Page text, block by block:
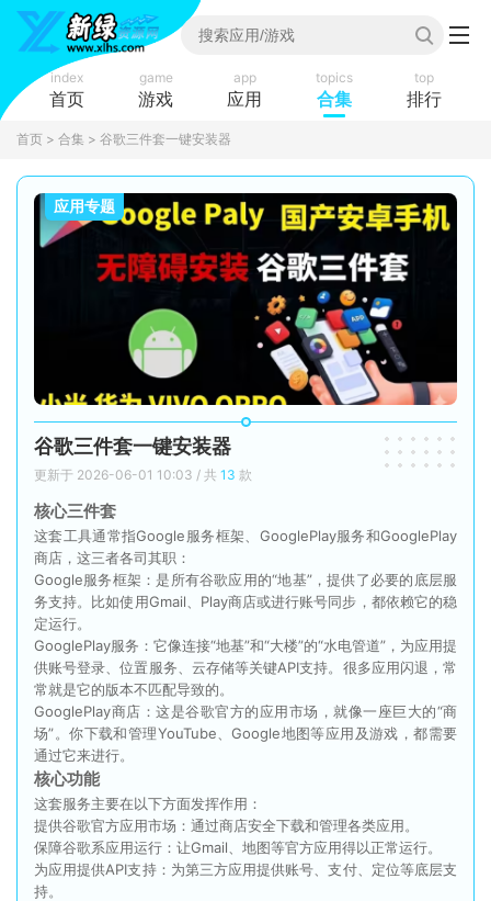
index
首页
game
游戏
app
应用
topics
合集
top
排行
首页 > 合集 > 谷歌三件套一键安装器
应用专题
谷歌三件套一键安装器
更新于 2026-06-01 10:03 / 共 13 款
核心三件套
这套工具通常指Google服务框架、GooglePlay服务和GooglePlay
商店，这三者各司其职：
Google服务框架：是所有谷歌应用的“地基”，提供了必要的底层服
务支持。比如使用Gmail、Play商店或进行账号同步，都依赖它的稳
定运行。
GooglePlay服务：它像连接“地基”和“大楼”的“水电管道”，为应用提
供账号登录、位置服务、云存储等关键API支持。很多应用闪退，常
常就是它的版本不匹配导致的。
GooglePlay商店：这是谷歌官方的应用市场，就像一座巨大的“商
场”。你下载和管理YouTube、Google地图等应用及游戏，都需要
通过它来进行。
核心功能
这套服务主要在以下方面发挥作用：
提供谷歌官方应用市场：通过商店安全下载和管理各类应用。
保障谷歌系应用运行：让Gmail、地图等官方应用得以正常运行。
为应用提供API支持：为第三方应用提供账号、支付、定位等底层支
持。